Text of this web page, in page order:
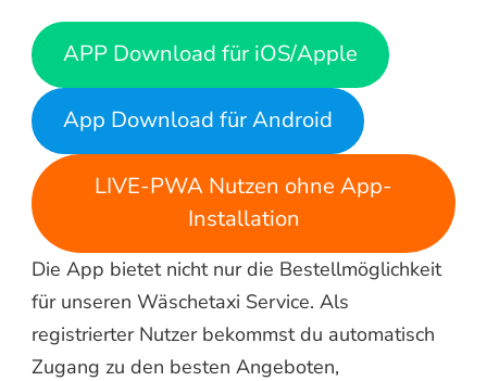
APP Download für iOS/Apple
App Download für Android
LIVE-PWA Nutzen ohne App-
Installation
Die App bietet nicht nur die Bestellmöglichkeit
für unseren Wäschetaxi Service. Als
registrierter Nutzer bekommst du automatisch
Zugang zu den besten Angeboten,